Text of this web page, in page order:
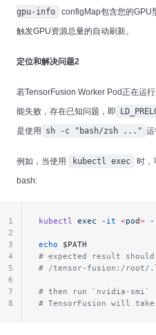
gpu-info
configMap包含您的GPU
触发GPU资源总量的自动刷新。
定位和解决问题2
若TensorFusion Worker Pod正在运
能失败，存在已知问题，即
是使用
sh -c "bash/zsh ..." 运
例如，当使用 kubectl exec 时，
bash:
kubectl exec -it <pod>
echo $PATH
# expected result should
# /tensor-fusion:/
# then run `nvidia-smi`
# TensorFusion will take
1
2
3
4
5
6
7
8